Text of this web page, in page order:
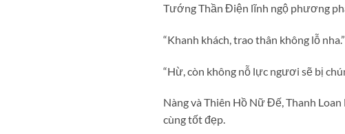
Tướng Thần Điện lĩnh ngộ phương
“Khanh khách, trao thân không lỗ
“Hừ, còn không nỗ lực ngươi sẽ bị
Nàng và Thiên Hồ Nữ Đế, Thanh
cùng tốt đẹp.